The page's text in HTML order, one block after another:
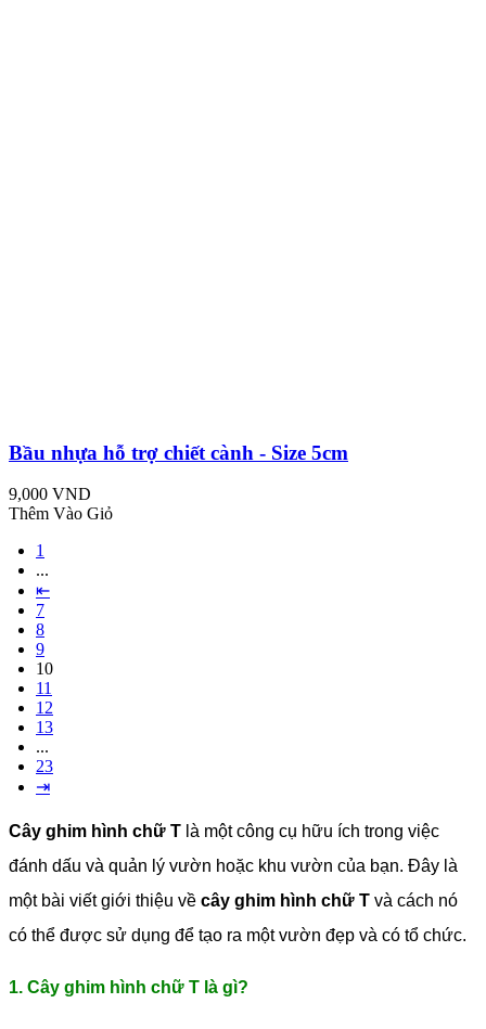
Bầu nhựa hỗ trợ chiết cành - Size 5cm
9,000 VND
Thêm Vào Giỏ
1
...
⇤
7
8
9
10
11
12
13
...
23
⇥
Cây ghim hình chữ T là một công cụ hữu ích trong việc
đánh dấu và quản lý vườn hoặc khu vườn của bạn. Đây là
một bài viết giới thiệu về cây ghim hình chữ T và cách nó
có thể được sử dụng để tạo ra một vườn đẹp và có tổ chức.
1. Cây ghim hình chữ T là gì?